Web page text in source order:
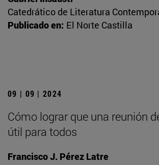
Catedrático de Literatura
Publicado en: El Norte Castilla
09 | 09 | 2024
Cómo lograr que una reunión
útil para todos
Francisco J. Pérez Latre